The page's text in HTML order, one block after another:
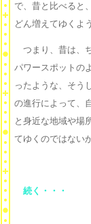
で、昔と比べると
どん増えてゆくよ
つまり、昔は、
パワースポットの
ったような、そう
の進行によって、
と身近な地域や場
てゆくのではない
続く・・・